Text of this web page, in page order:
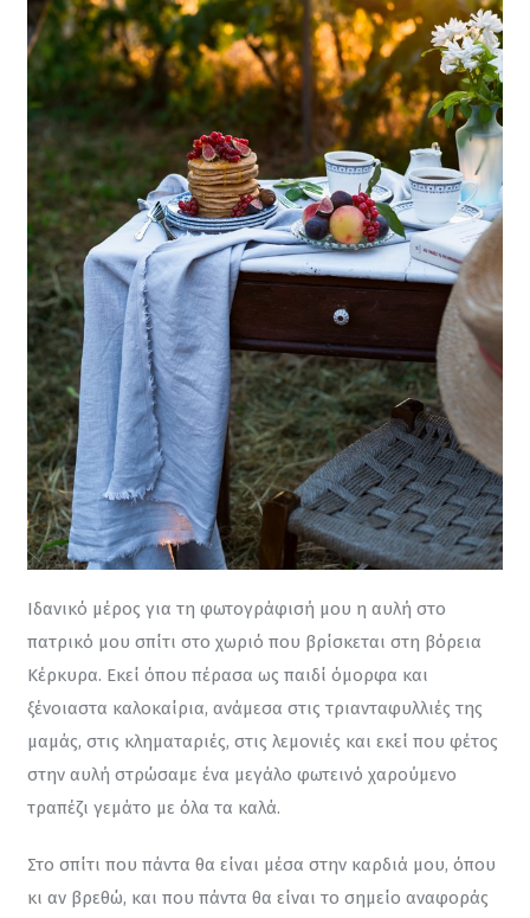
Ιδανικό μέρος για τη φωτογράφισή μου η αυλή στο
πατρικό μου σπίτι στο χωριό που βρίσκεται στη βόρεια
Κέρκυρα. Εκεί όπου πέρασα ως παιδί όμορφα και
ξένοιαστα καλοκαίρια, ανάμεσα στις τριανταφυλλιές της
μαμάς, στις κληματαριές, στις λεμονιές και εκεί που φέτος
στην αυλή στρώσαμε ένα μεγάλο φωτεινό χαρούμενο
τραπέζι γεμάτο με όλα τα καλά.
Στο σπίτι που πάντα θα είναι μέσα στην καρδιά μου, όπου
κι αν βρεθώ, και που πάντα θα είναι το σημείο αναφοράς